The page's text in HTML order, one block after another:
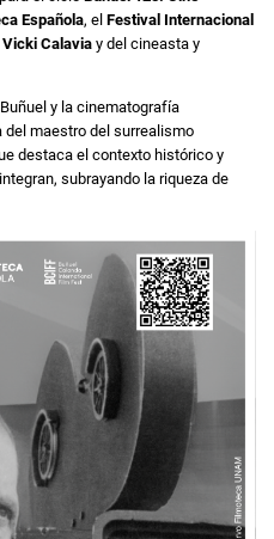
Española, el Festival Internacional
Vicki Calavia y del cineasta y
y la cinematografía
del maestro del surrealismo
destaca el contexto histórico y
subrayando la riqueza de